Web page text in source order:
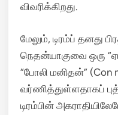
விவரிக்கிறது.
மேலும், டிரம்ப் தனது
நெதன்யாகுவை ஒரு
“போலி மனிதன்” (Con
வர்ணித்துள்ளதாகப்
டிரம்பின்